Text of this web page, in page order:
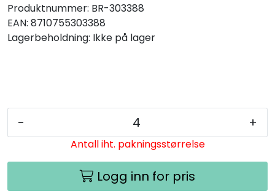
Produktnummer: BR-303388
EAN: 8710755303388
Lagerbeholdning: Ikke på lager
- +
Antall iht. pakningsstørrelse
Logg inn for pris